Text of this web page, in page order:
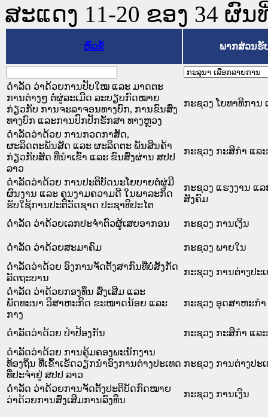
ສະແດງ 11-20 ຂອງ 34 ຜົນ
ຫົວຂໍ້ ພາກສ່ວນຮັ
ດຳລັດ ວ່າດ້ວຍການປັບໃໝ ແລະ ມາດຕະ
ການຕ່າງໆ ຕໍ່ຜູ່ລະເມີດ ລະບຽບກົດໝາຍ
ກ່ຽວກັບ ການຈະລາຈອນທາງບົກ, ການຂົນສົ່ງ
ທາງບົກ ແລະການປົກປັກຮັກສາ ທາງຫຼວງ
ກະຊວງ ໂຍທາທິການ
ດຳລັດວ່າດ້ວຍ ການກວດກາສັດ,
ຜະລິດຕະພັນສັດ ແລະ ຜະລິດຕະ ພັນສິນຄ້າ
ກ່ຽວກັບສັດ ທີ່ນຳເຂົ້າ ແລະ ຂົນສົ່ງຜ່ານ ສປປ
ລາວ
ກະຊວງ ກະສິກຳ ແລ
ດໍາລັດວ່າດ້ວຍ ການປະຕິບັດນະໂຍບາຍຕໍ່ຜູ່ມີ
ຜົນງານ ແລະ ຄຸນງາມຄວາມດີ ໃນພາລະກິດ
ຮັບໃຊ້ການປະຕິວັດຊາດ ປະຊາທິປະໄຕ
ກະຊວງ ແຮງງານ ແ
ສັງຄົມ
ດຳລັດ ວ່າດ້ວຍເລກປະຈຳຕົວຜູ້ເສຍອາກອນ ກະຊວງ ການເງິນ
ດຳລັດ ວ່າດ້ວຍສະມາຄົມ
ກະຊວງ ພາຍໃນ
ດຳລັດວ່າດ້ວຍ ອົງການຈັດຕັ້ງສາກົນທີ່ບໍ່ສັງກັດ
ລັດຖະບານ
ກະຊວງ ການຕ່າງປະ
ດຳລັດ ວ່າດ້ວຍກອງທຶນ ສົ່ງເສີມ ແລະ
ພັດທະນາ ວິສາຫະກິດ ຂະໜາດນ້ອຍ ແລະ
ກາງ
ກະຊວງ ອຸດສາຫະກ
ດຳລັດວ່າດ້ວຍ ປ່າປ້ອງກັນ
ກະຊວງ ກະສິກຳ ແລ
ດຳລັດວ່າດ້ວຍ ການຄຸ້ມຄອງພະນັກງານ
ທ້ອງຖິ່ນ ທີ່ເຂົ້າເຮັດວຽກນຳອົງການຕ່າງປະເທດ
ທີ່ປະຈຳຢູ່ ສປປ ລາວ
ກະຊວງ ການຕ່າງປະ
ດຳລັດ ວ່າດ້ວຍການຈັດຕັ້ງປະຕິບັດກົດໝາຍ
ວ່າດ້ວຍການສົ່ງເສີມການລົງທຶນ
ກະຊວງ ການເງິນ